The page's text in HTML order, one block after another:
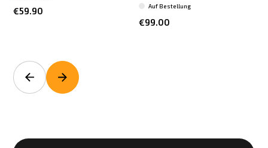
€59.90
€99.00
Auf Bestellung